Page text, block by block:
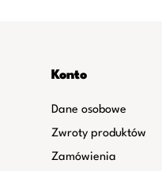
Konto
Dane osobowe
Zwroty produktów
Zamówienia